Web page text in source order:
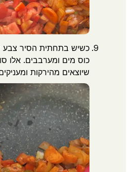
כשיש בתחתית הסיר צבע
כוס מים ומערבבים. אלו
שיוצאים מהירקות